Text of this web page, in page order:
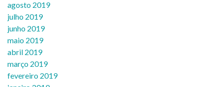
agosto 2019
julho 2019
junho 2019
maio 2019
abril 2019
março 2019
fevereiro 2019